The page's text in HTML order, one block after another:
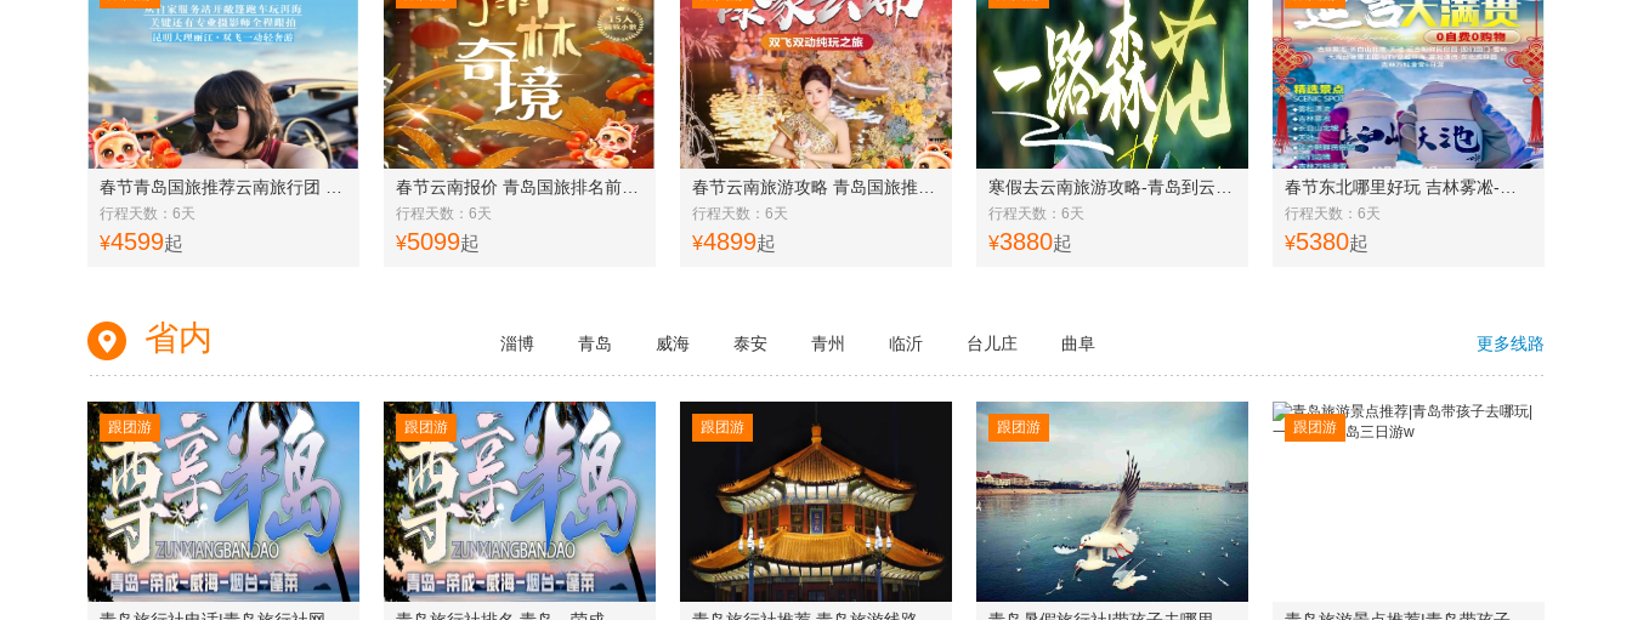
行程天数：6天
¥4599起
行程天数：6天
¥5099起
行程天数：6天
¥4899起
行程天数：6天
¥3880起
行程天数：6天
¥5380起
更多线路
省内 淄博 青岛 威海 泰安 青州 临沂 台儿庄 曲阜
跟团游 跟团游 跟团游 跟团游 跟团游